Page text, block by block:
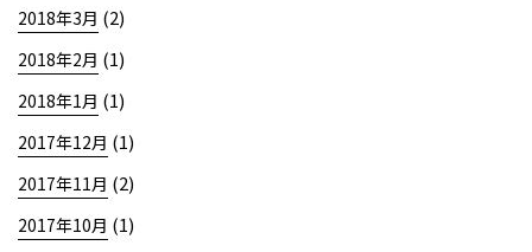
2018年3月 (2)
2018年2月 (1)
2018年1月 (1)
2017年12月 (1)
2017年11月 (2)
2017年10月 (1)